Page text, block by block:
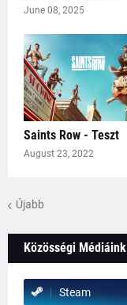
June 08, 2025
Saints Row - Teszt
August 23, 2022
Újabb
Közösségi Médiáink
Steam